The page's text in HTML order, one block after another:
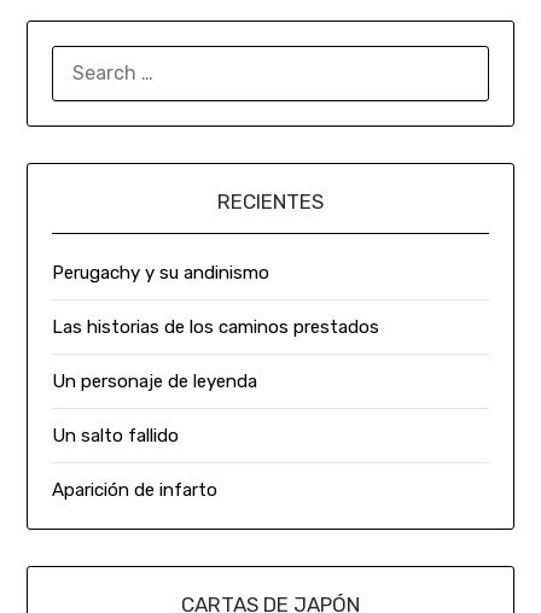
RECIENTES
Perugachy y su andinismo
Las historias de los caminos prestados
Un personaje de leyenda
Un salto fallido
Aparición de infarto
CARTAS DE JAPÓN